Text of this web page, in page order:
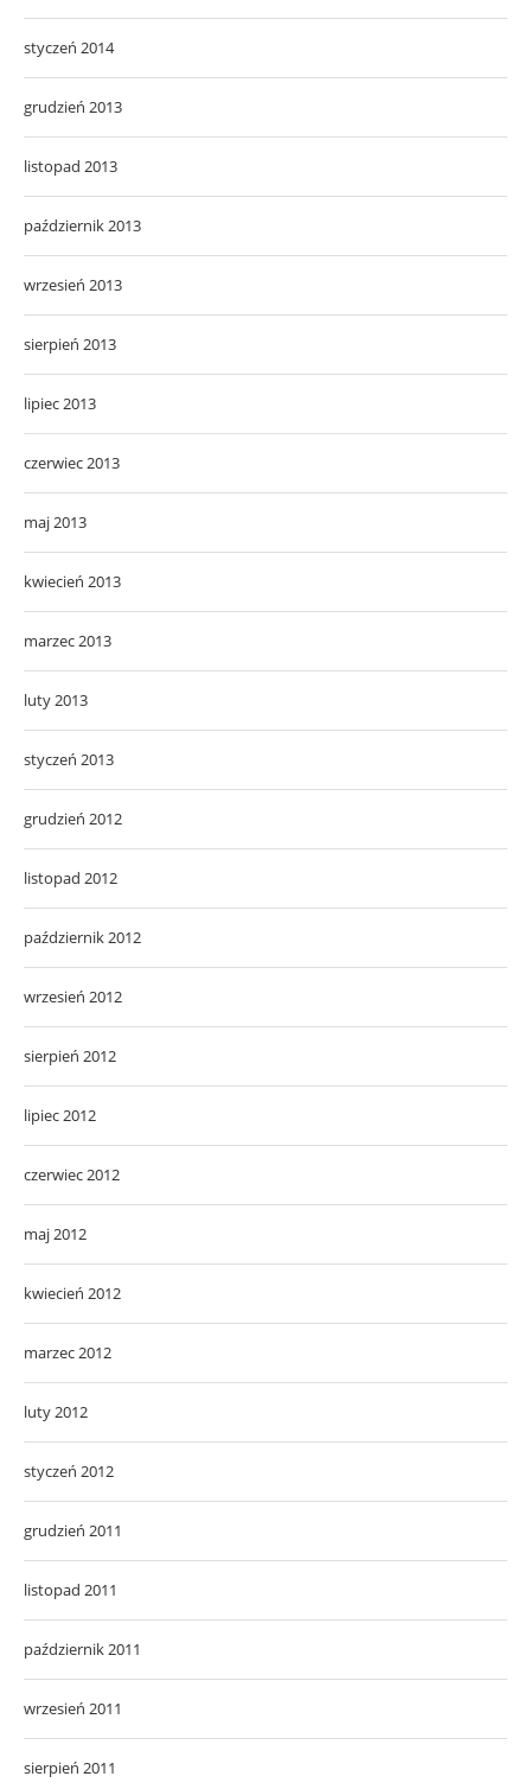
styczeń 2014
grudzień 2013
listopad 2013
październik 2013
wrzesień 2013
sierpień 2013
lipiec 2013
czerwiec 2013
maj 2013
kwiecień 2013
marzec 2013
luty 2013
styczeń 2013
grudzień 2012
listopad 2012
październik 2012
wrzesień 2012
sierpień 2012
lipiec 2012
czerwiec 2012
maj 2012
kwiecień 2012
marzec 2012
luty 2012
styczeń 2012
grudzień 2011
listopad 2011
październik 2011
wrzesień 2011
sierpień 2011